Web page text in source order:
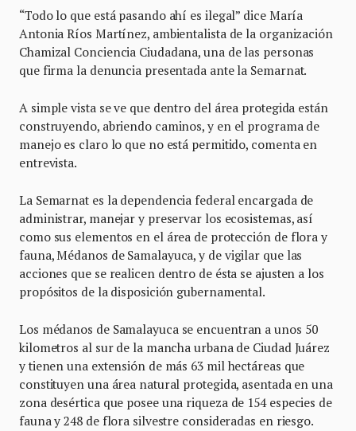
“Todo lo que está pasando ahí es ilegal” dice María
Antonia Ríos Martínez, ambientalista de la organización
Chamizal Conciencia Ciudadana, una de las personas
que firma la denuncia presentada ante la Semarnat.
A simple vista se ve que dentro del área protegida están
construyendo, abriendo caminos, y en el programa de
manejo es claro lo que no está permitido, comenta en
entrevista.
La Semarnat es la dependencia federal encargada de
administrar, manejar y preservar los ecosistemas, así
como sus elementos en el área de protección de flora y
fauna, Médanos de Samalayuca, y de vigilar que las
acciones que se realicen dentro de ésta se ajusten a los
propósitos de la disposición gubernamental.
Los médanos de Samalayuca se encuentran a unos 50
kilometros al sur de la mancha urbana de Ciudad Juárez
y tienen una extensión de más 63 mil hectáreas que
constituyen una área natural protegida, asentada en una
zona desértica que posee una riqueza de 154 especies de
fauna y 248 de flora silvestre consideradas en riesgo.